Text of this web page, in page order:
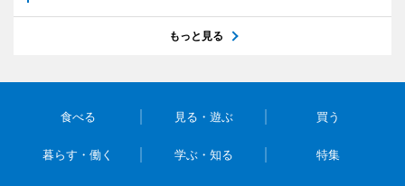
もっと見る
食べる 見る・遊ぶ 買う
暮らす・働く 学ぶ・知る 特集